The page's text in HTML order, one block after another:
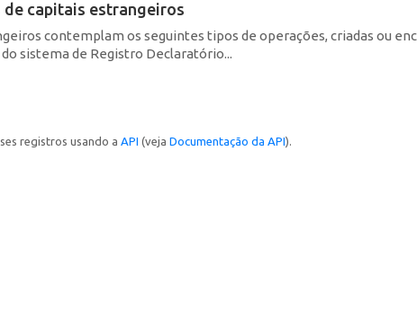
capitais estrangeiros
contemplam os seguintes tipos de operações, criadas ou
sistema de Registro Declaratório...
registros usando a API (veja Documentação da API).